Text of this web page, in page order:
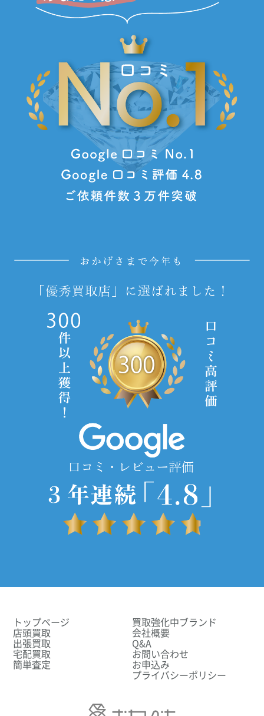
トップページ
店頭買取
出張買取
宅配買取
簡単査定
買取強化中ブランド
会社概要
Q&A
お問い合わせ
お申込み
プライバシーポリシー